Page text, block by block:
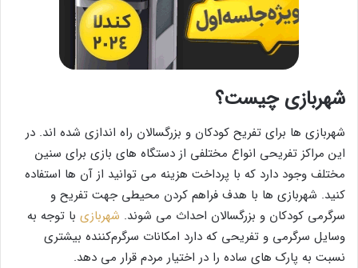
شهربازی چیست؟
شهربازی ها برای تفریح کودکان و بزرگسالان راه اندازی شده اند. در
این مراکز تفریحی انواع مختلفی از دستگاه های بازی برای سنین
مختلف وجود دارد که با پرداخت هزینه می توانید از آن ها استفاده
کنید. شهربازی ها با هدف فراهم کردن محیطی جهت تفریح و
سرگرمی کودکان و بزرگسالان احداث می شوند. شهربازی با توجه به
وسایل سرگرمی و تفریحی که دارد امکانات سرگرم‌کننده‌ بیشتری
نسبت به پارک های ساده را در اختیار مردم قرار می دهد.